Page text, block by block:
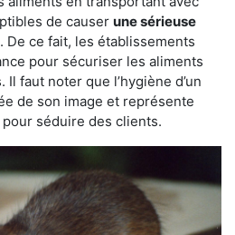
de causer une sérieuse
. De ce fait, les établissements
pour sécuriser les aliments
faut noter que l’hygiène d’un
de son image et représente
séduire des clients.